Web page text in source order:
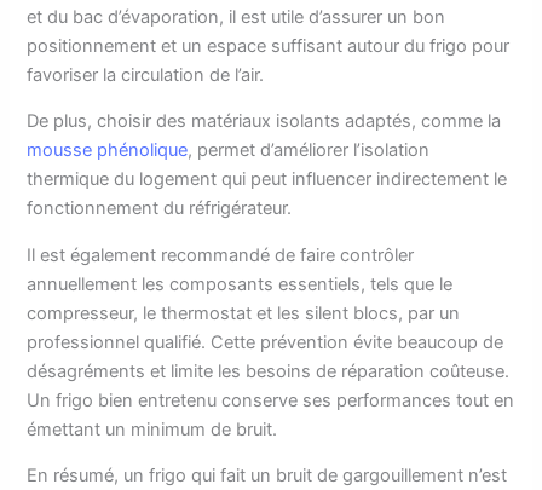
et du bac d’évaporation, il est utile d’assurer un bon
positionnement et un espace suffisant autour du frigo pour
favoriser la circulation de l’air.
De plus, choisir des matériaux isolants adaptés, comme la
mousse phénolique, permet d’améliorer l’isolation
thermique du logement qui peut influencer indirectement le
fonctionnement du réfrigérateur.
Il est également recommandé de faire contrôler
annuellement les composants essentiels, tels que le
compresseur, le thermostat et les silent blocs, par un
professionnel qualifié. Cette prévention évite beaucoup de
désagréments et limite les besoins de réparation coûteuse.
Un frigo bien entretenu conserve ses performances tout en
émettant un minimum de bruit.
En résumé, un frigo qui fait un bruit de gargouillement n’est